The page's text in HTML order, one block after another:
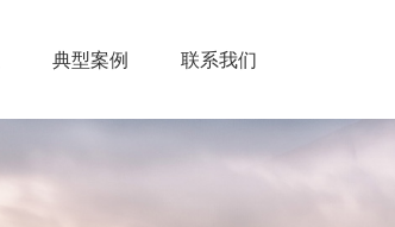
典型案例 联系我们